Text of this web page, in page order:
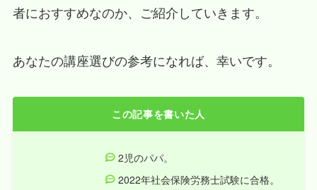
者におすすめなのか、ご紹介していきます。
あなたの講座選びの参考になれば、幸いです。
この記事を書いた人
2児のパパ。
2022年社会保険労務士試験に合格。